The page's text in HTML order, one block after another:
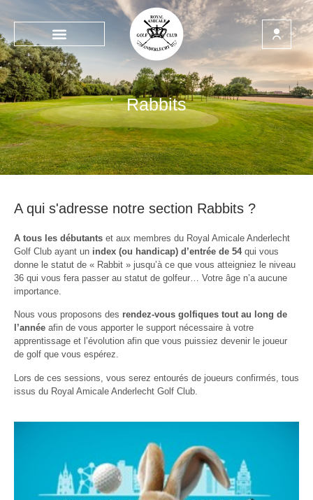
Rabbits
A qui s'adresse notre section Rabbits ?
A tous les débutants et aux membres du Royal Amicale Anderlecht
Golf Club ayant un index (ou handicap) d’entrée de 54qui vous
donne le statut de « Rabbit » jusqu’à ce que vous atteigniez le niveau
36 qui vous fera passer au statut de golfeur… Votre âge n’a aucune
importance.
Nous vous proposons des rendez-vous golfiques tout au long de
l’année afin de vous apporter le support nécessaire à votre
apprentissage et l’évolution afin que vous puissiez devenir le joueur
de golf que vous espérez.
Lors de ces sessions, vous serez entourés de joueurs confirmés, tous
issus du Royal Amicale Anderlecht Golf Club.